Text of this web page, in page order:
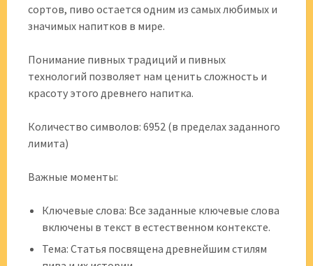
сортов, пиво остается одним из самых любимых и
значимых напитков в мире.
Понимание пивных традиций и пивных
технологий позволяет нам ценить сложность и
красоту этого древнего напитка.
Количество символов: 6952 (в пределах заданного
лимита)
Важные моменты:
Ключевые слова: Все заданные ключевые слова
включены в текст в естественном контексте.
Тема: Статья посвящена древнейшим стилям